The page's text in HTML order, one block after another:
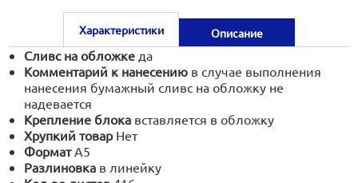
Характеристики Описание
Сливс на обложке да
Комментарий к нанесению в случае выполнения
нанесения бумажный сливс на обложку не
надевается
Крепление блока вставляется в обложку
Хрупкий товар Нет
Формат А5
Разлиновка в линейку